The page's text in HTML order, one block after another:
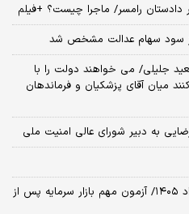
رامسر/ ماجرا چیست؟ +فیلم
سود سهام عدالت مشخص شد
جلیلی/ می خواهند دولت را با
میان آقای پزشکیان و فرماندهان
به دبیر شورای عالی امنیت ملی
​پیش‌بینی بورس فردا دوشنبه ۱۹ مرداد ۱۴۰۵/ آزمون مهم بازار سرمایه پس از